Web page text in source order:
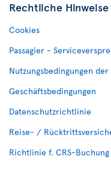
Rechtliche Hinweise
Cookies
Passagier -
Nutzungsbedingungen
Geschäftsbedingungen
Datenschutzrichtlinie
Reise- /
Richtlinie f. CRS-